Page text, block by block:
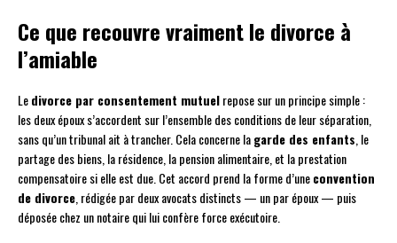
Ce que recouvre vraiment le divorce à
l’amiable
Ledivorce par consentement mutuelrepose sur un principe simple :
les deux époux s’accordent sur l’ensemble des conditions de leur séparation,
sans qu’un tribunal ait à trancher. Cela concerne lagarde des enfants , le
partage des biens, la résidence, la pension alimentaire, et la prestation
compensatoire si elle est due. Cet accord prend la forme d’uneconvention
de divorce , rédigée par deux avocats distincts — un par époux — puis
déposée chez un notaire qui lui confère force exécutoire.